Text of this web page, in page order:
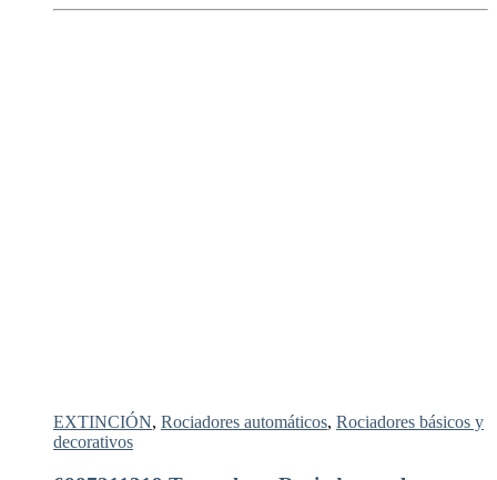
EXTINCIÓN, Rociadores automáticos, Rociadores básicos y
decorativos